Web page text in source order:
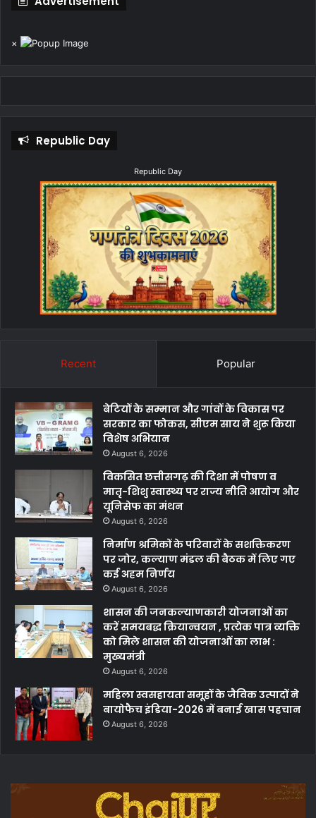
×
Republic Day
Republic Day
Recent Popular
बेटियों के सम्मान और गांवों के विकास पर
सरकार का फोकस, सीएम साय ने शुरू किया
विशेष अभियान
August 6, 2026
विकसित छत्तीसगढ़ की दिशा में पोषण व
मातृ-शिशु स्वास्थ्य पर राज्य नीति आयोग और
यूनिसेफ का मंथन
August 6, 2026
निर्माण श्रमिकों के परिवारों के सशक्तिकरण
पर जोर, कल्याण मंडल की बैठक में लिए गए
कई अहम निर्णय
August 6, 2026
शासन की जनकल्याणकारी योजनाओं का
करें समयबद्ध क्रियान्वयन , प्रत्येक पात्र व्यक्ति
को मिले शासन की योजनाओं का लाभ :
मुख्यमंत्री
August 6, 2026
महिला स्वसहायता समूहों के जैविक उत्पादों ने
बायोफैच इंडिया-2026 में बनाई खास पहचान
August 6, 2026